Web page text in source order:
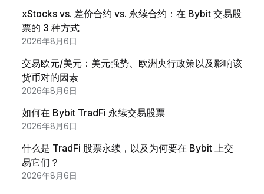
xStocks vs. 差价合约 vs. 永续合约：在 Bybit 交易股
票的 3 种方式
2026年8月6日
交易欧元/美元：美元强势、欧洲央行政策以及影响该
货币对的因素
2026年8月6日
如何在 Bybit TradFi 永续交易股票
2026年8月6日
什么是 TradFi 股票永续，以及为何要在 Bybit 上交
易它们？
2026年8月6日